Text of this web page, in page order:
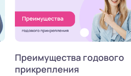
Что входит в годовое
прикрепление?